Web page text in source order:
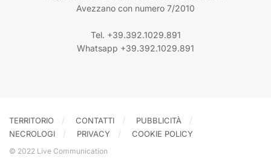
Avezzano con numero 7/2010
Tel. +39.392.1029.891
Whatsapp +39.392.1029.891
TERRITORIO CONTATTI
PUBBLICITÀ
NECROLOGI
PRIVACY COOKIE POLICY
© 2022 Live Communication